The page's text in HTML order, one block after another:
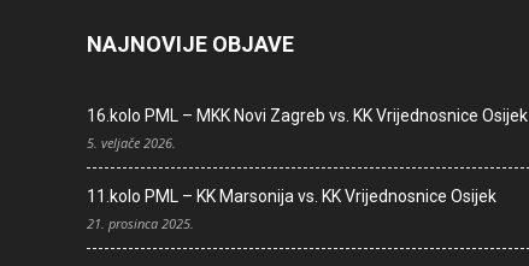
NAJNOVIJE OBJAVE
16.kolo PML – MKK Novi Zagreb vs. KK Vrijednosnice Osijek
5. veljače 2026.
11.kolo PML – KK Marsonija vs. KK Vrijednosnice Osijek
21. prosinca 2025.